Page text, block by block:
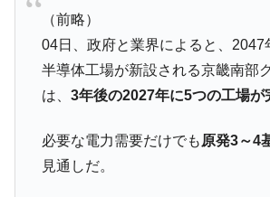
『Money1』
ぎ」では。
『Money1』
韓国鉄鋼最大手『
営業利益80.2％も減少
にぶん殴る法案」提出！⇒ クーパン問
する差別。許してはおかぬ
（前略）
04日、政府と業界によると、2047
半導体工場が新設される京畿南部
は、 3年後の2027年に5つの工場が
必要な電力需要だけでも 原発3～4
見通しだ。